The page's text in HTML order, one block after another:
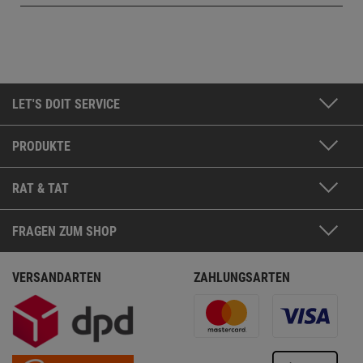
LET'S DOIT SERVICE
PRODUKTE
RAT & TAT
FRAGEN ZUM SHOP
VERSANDARTEN ZAHLUNGSARTEN